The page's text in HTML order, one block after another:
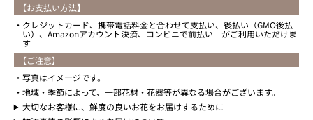
【お支払い方法】
クレジットカード、携帯電話料金と合わせて支払い、後払い（GMO後払
い）、Amazonアカウント決済、コンビニで前払い がご利用いただけま
す
【ご注意】
写真はイメージです。
地域・季節によって、一部花材・花器等が異なる場合がございます。
大切なお客様に、鮮度の良いお花をお届けするために